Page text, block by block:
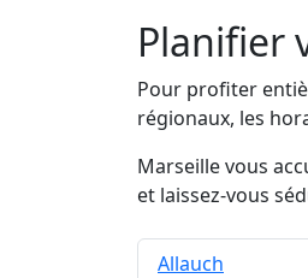
Planifier
Pour profiter
régionaux, les
Marseille vous
et laissez-vous
Allauch